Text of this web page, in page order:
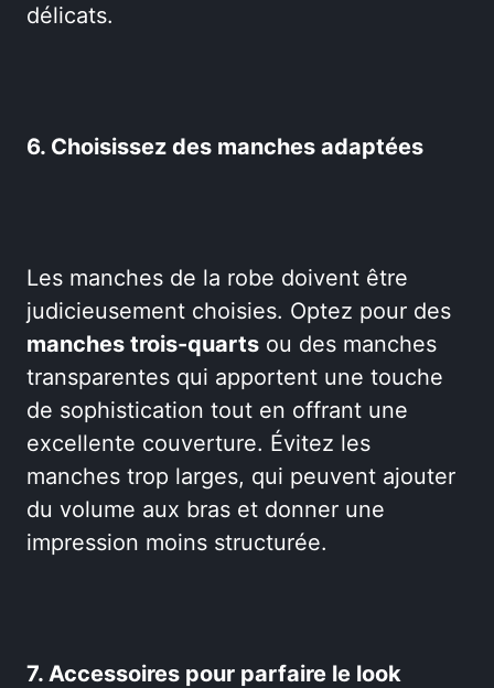
délicats.
6. Choisissez des manches adaptées
Les manches de la robe doivent être
judicieusement choisies. Optez pour des
manches trois-quarts ou des manches
transparentes qui apportent une touche
de sophistication tout en offrant une
excellente couverture. Évitez les
manches trop larges, qui peuvent ajouter
du volume aux bras et donner une
impression moins structurée.
7. Accessoires pour parfaire le look